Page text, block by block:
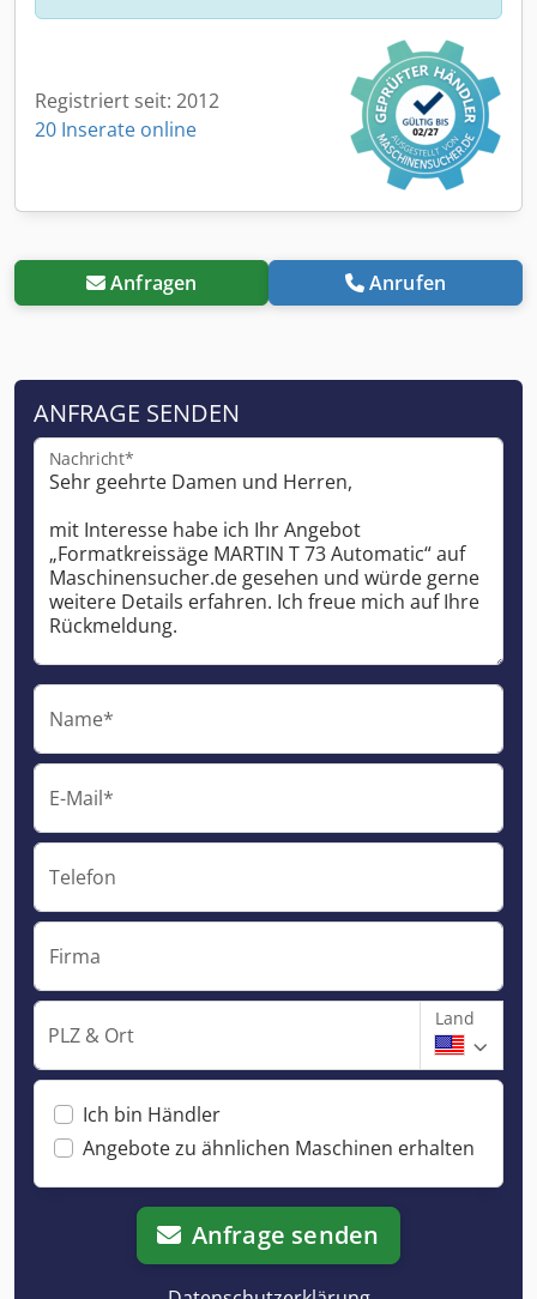
Registriert seit: 2012
20 Inserate online
Anfragen Anrufen
ANFRAGE SENDEN
Nachricht*
Name*
E-Mail*
Telefon
Firma
PLZ & Ort
Land
Ich bin Händler
Angebote zu ähnlichen Maschinen erhalten
Anfrage senden